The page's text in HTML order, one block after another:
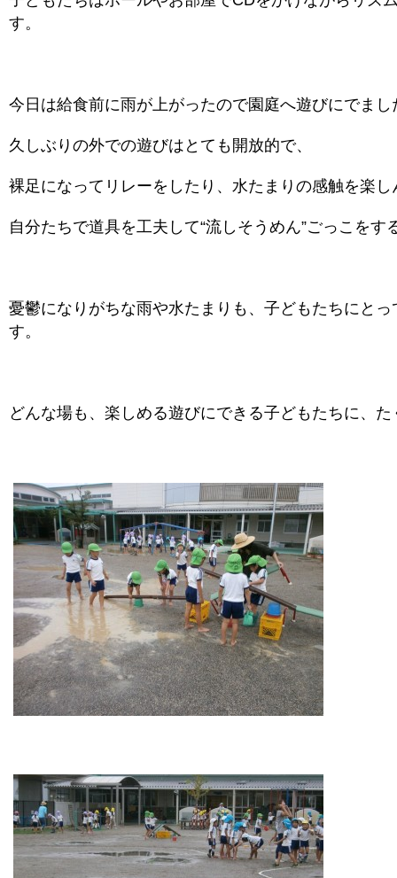
す。
今日は給食前に雨が上がったので園庭へ遊びにでまし
久しぶりの外での遊びはとても開放的で、
裸足になってリレーをしたり、水たまりの感触を楽
自分たちで道具を工夫して“流しそうめん”ごっこをす
憂鬱になりがちな雨や水たまりも、子どもたちにと
す。
どんな場も、楽しめる遊びにできる子どもたちに、